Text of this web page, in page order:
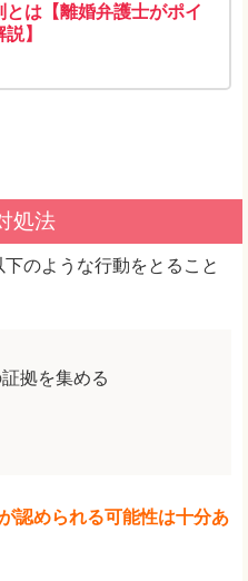
とは【離婚弁護士がポイ
】
処法
のような行動をとること
拠を集める
認められる可能性は十分あ